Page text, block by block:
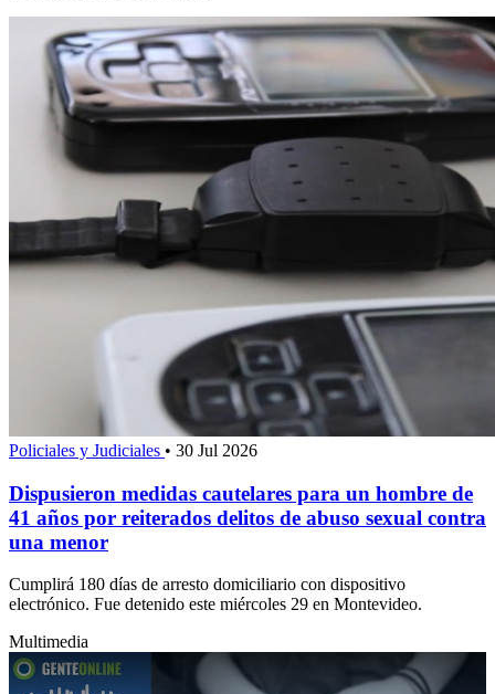
Policiales y Judiciales • 30 Jul 2026
Dispusieron medidas cautelares para un hombre de
41 años por reiterados delitos de abuso sexual contra
una menor
Cumplirá 180 días de arresto domiciliario con dispositivo
electrónico. Fue detenido este miércoles 29 en Montevideo.
Multimedia